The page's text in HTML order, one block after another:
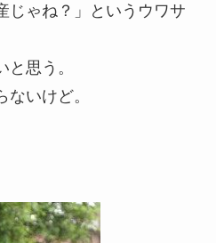
じゃね？」というウワサ
思う。
いけど。